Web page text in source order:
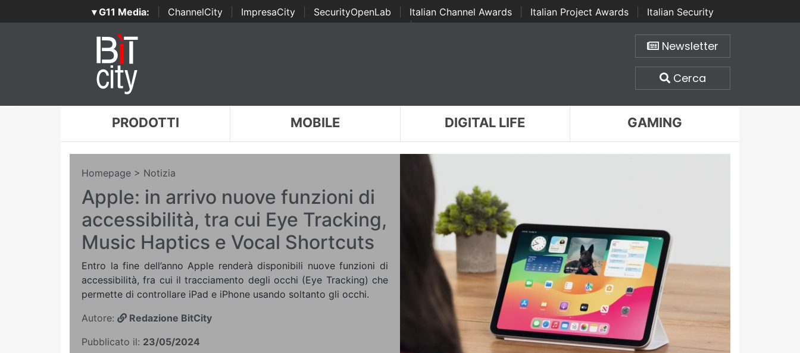
▾ G11 Media: ChannelCity ImpresaCity SecurityOpenLab Italian Channel Awards Italian Project Awards
Italian Security
Awards | ...
Newsletter
Cerca
PRODOTTI MOBILE DIGITAL LIFE GAMING
Homepage > Notizia
Apple: in arrivo nuove funzioni di
accessibilità, tra cui Eye Tracking,
Music Haptics e Vocal Shortcuts
Entro la fine dell’anno Apple renderà disponibili nuove funzioni di
accessibilità, fra cui il tracciamento degli occhi (Eye Tracking) che
permette di controllare iPad e iPhone usando soltanto gli occhi.
Autore:
Redazione BitCity
Pubblicato il: 23/05/2024